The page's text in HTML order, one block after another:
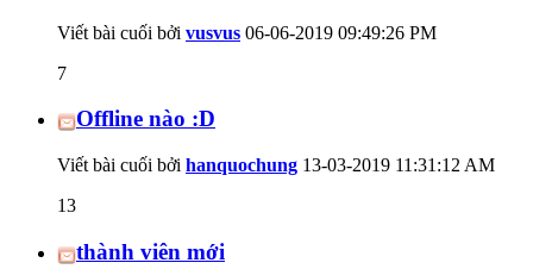
Viết bài cuối bởi vusvus 06-06-2019 09:49:26 PM
7
Offline nào :D
Viết bài cuối bởi hanquochung 13-03-2019 11:31:12 AM
13
thành viên mới